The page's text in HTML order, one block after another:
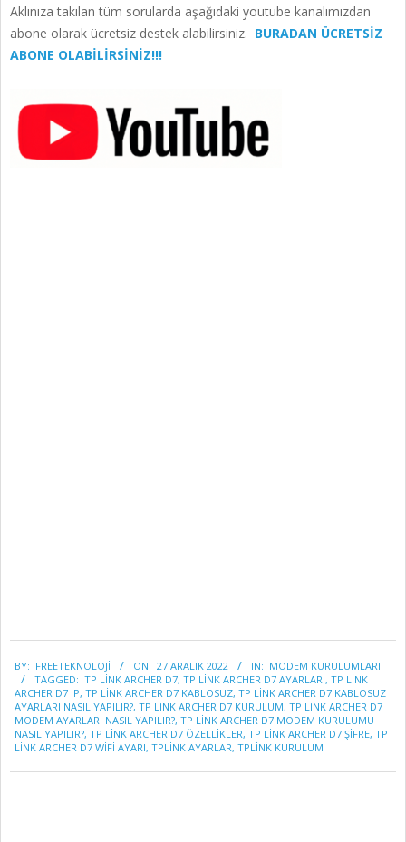
Aklınıza takılan tüm sorularda aşağıdaki youtube kanalımızdan
abone olarak ücretsiz destek alabilirsiniz. BURADAN ÜCRETSİZ
ABONE OLABİLİRSİNİZ!!!
12-
27
BY: FREETEKNOLOJI ON: 27 ARALIK 2022 IN: MODEM KURULUMLARI
TAGGED: TP LİNK ARCHER D7, TP LİNK ARCHER D7 AYARLARI, TP LİNK
ARCHER D7 IP, TP LİNK ARCHER D7 KABLOSUZ, TP LİNK ARCHER D7 KABLOSUZ
AYARLARI NASIL YAPILIR?, TP LİNK ARCHER D7 KURULUM, TP LİNK ARCHER D7
MODEM AYARLARI NASIL YAPILIR?, TP LİNK ARCHER D7 MODEM KURULUMU
NASIL YAPILIR?, TP LİNK ARCHER D7 ÖZELLIKLER, TP LİNK ARCHER D7 ŞIFRE, TP
LİNK ARCHER D7 WIFI AYARI, TPLINK AYARLAR, TPLINK KURULUM